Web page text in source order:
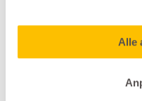
Alle